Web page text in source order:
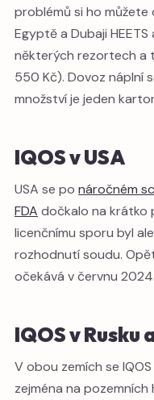
problémů si ho můžete
Egyptě a Dubaji
některých rezortech a
550 Kč). Dovoz náplní
množství je jeden
IQOS v USA
USA se po náročném
FDA dočkalo na krátko
licenčnímu sporu byl
rozhodnutí soudu.
očekává v červnu 2024.
IQOS v Rusku
V obou zemích se
zejména na pozemních